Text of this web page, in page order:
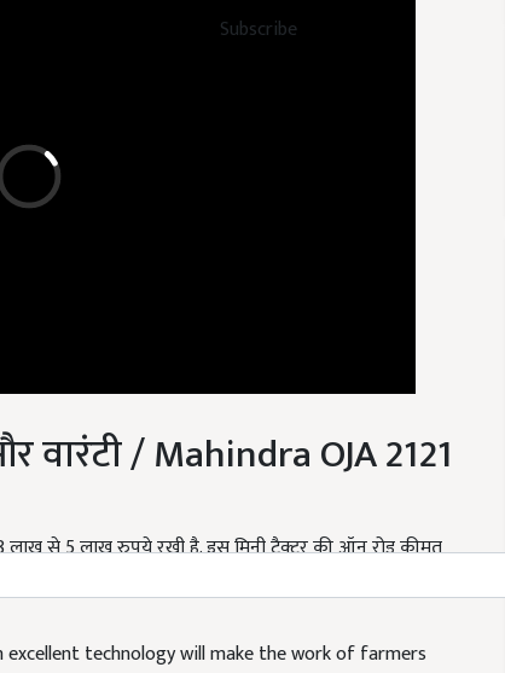
Subscribe
वारंटी / Mahindra OJA 2121
लाख से 5 लाख रुपये रखी है. इस मिनी ट्रैक्टर की ऑन रोड कीमत
सकती है. महिंद्रा अपने इस ट्रैक्टर को अधिक विश्वासनीय बनाने
excellent technology will make the work of farmers